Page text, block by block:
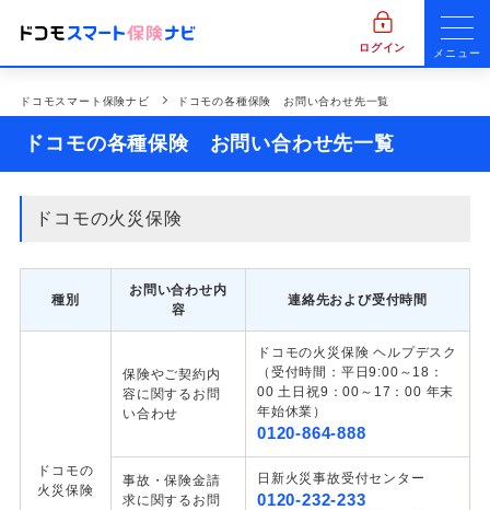
ログイン メニュー
ドコモスマート保険ナビ ドコモの各種保険 お問い合わせ先一覧
ドコモの各種保険 お問い合わせ先一覧
ドコモの火災保険
種別
お問い合わせ内
容
連絡先および受付時間
ドコモの
火災保険
保険やご契約内
容に関するお問
い合わせ
ドコモの火災保険 ヘルプデスク
（受付時間：平日9:00～18：
00 土日祝9：00～17：00 年末
年始休業）
0120-864-888
事故・保険金請
求に関するお問
日新火災事故受付センター
0120-232-233